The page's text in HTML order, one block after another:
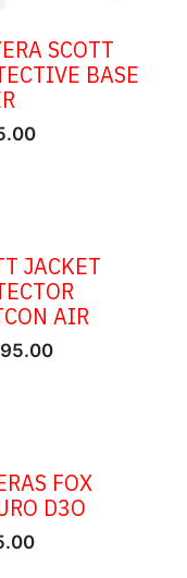
SCOTT
BASE
JACKET
AIR
FOX
D3O